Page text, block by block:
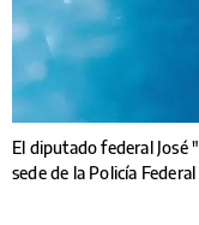
El diputado federal José
sede de la Policía